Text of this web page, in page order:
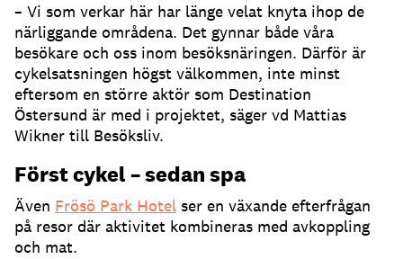
– Vi som verkar här har länge velat knyta ihop de
närliggande områdena. Det gynnar både våra
besökare och oss inom besöksnäringen. Därför är
cykelsatsningen högst välkommen, inte minst
eftersom en större aktör som Destination
Östersund är med i projektet, säger vd Mattias
Wikner till Besöksliv.
Först cykel – sedan spa
Även Frösö Park Hotel ser en växande efterfrågan
på resor där aktivitet kombineras med avkoppling
och mat.